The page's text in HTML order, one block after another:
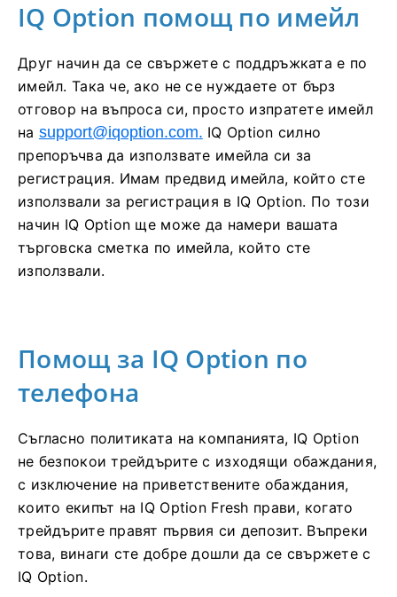
IQ Option помощ по имейл
Друг начин да се свържете с поддръжката е по
имейл. Така че, ако не се нуждаете от бърз
отговор на въпроса си, просто изпратете имейл
на support@iqoption.com. IQ Option силно
препоръчва да използвате имейла си за
регистрация. Имам предвид имейла, който сте
използвали за регистрация в IQ Option. По този
начин IQ Option ще може да намери вашата
търговска сметка по имейла, който сте
използвали.
Помощ за IQ Option по
телефона
Съгласно политиката на компанията, IQ Option
не безпокои трейдърите с изходящи обаждания,
с изключение на приветствените обаждания,
които екипът на IQ Option Fresh прави, когато
трейдърите правят първия си депозит. Въпреки
това, винаги сте добре дошли да се свържете с
IQ Option.